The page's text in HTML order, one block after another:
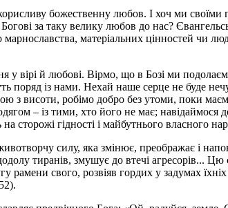
божественну любов. І хоч ми своїми
за таку велику любов до нас?
матеріальних цінностей чи
у вірі й любові. Вірмо, що в Бозі ми
поряд із нами. Нехай наше серце не буде
з висоти, робімо добро без утоми, поки
– із тими, хто його не має; навідаймося
сторожі гідності і майбутнього власного
силу, яка змінює, преображає і
тиранів, змушує до втечі агресорів...
свого, розвіяв гордих у задумах